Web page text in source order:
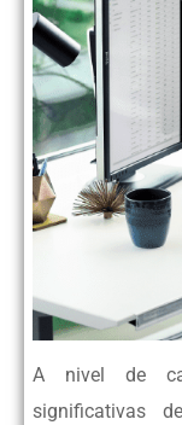
A nivel de
significativas